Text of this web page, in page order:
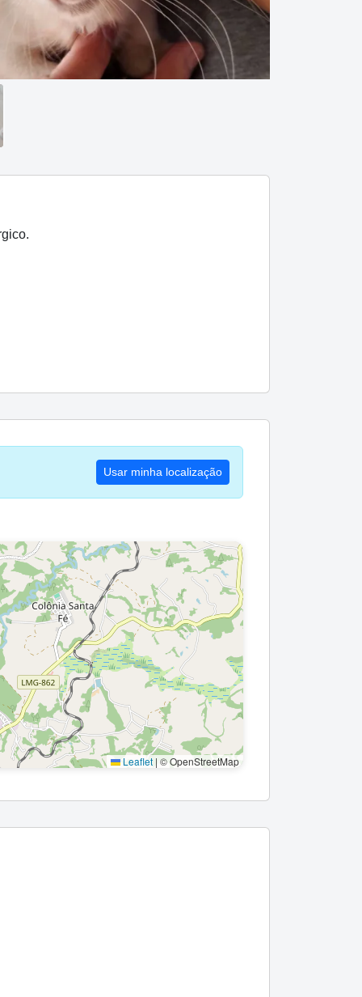
Usar minha localização
Leaflet | © OpenStreetMap